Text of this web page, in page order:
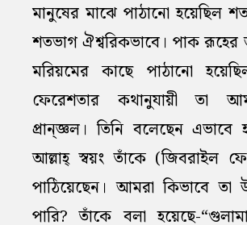
মানুষের মাঝে পাঠানো হয়েছিল
শতভাগ ঐশ্বরিকভাবে। পাক
মরিয়মের কাছে পাঠানো
ফেরেশতার কথানুযায়ী তা
প্রান্জ্ঞল। তিনি বলেছেন এভাবে
আল্লাহ্‌ স্বয়ং তাঁকে (জিবরাইল
পাঠিয়েছেন। আমরা কিভাবে তা
পারি? তাঁকে বলা হয়েছে-